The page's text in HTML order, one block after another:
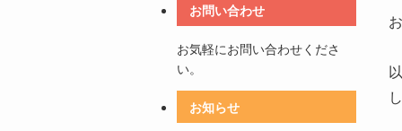
お問い合わせ
お気軽にお問い合わせくださ
い。
お知らせ